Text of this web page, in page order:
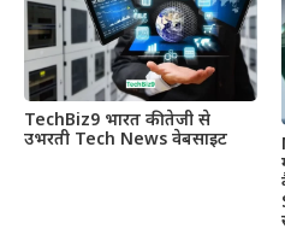
TechBiz9 भारत की तेजी से
उभरती Tech News वेबसाइट